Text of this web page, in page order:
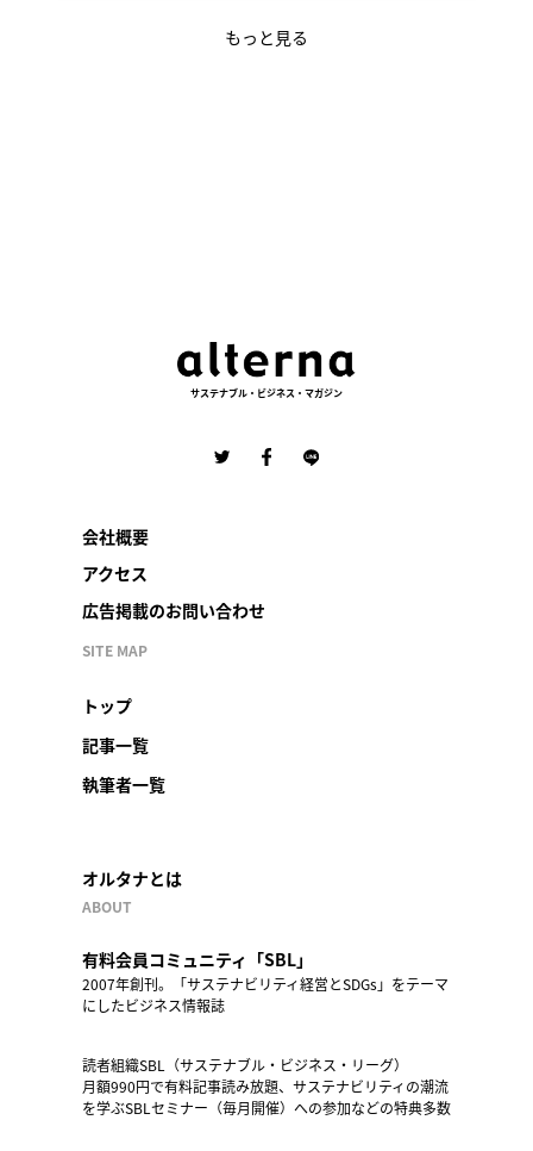
もっと見る
サステナブル・ビジネス・マガジン
会社概要
アクセス
広告掲載のお問い合わせ
SITE MAP
トップ
記事一覧
執筆者一覧
オルタナとは
ABOUT
有料会員コミュニティ「SBL」
2007年創刊。「サステナビリティ経営とSDGs」をテーマ
にしたビジネス情報誌
読者組織SBL（サステナブル・ビジネス・リーグ）
月額990円で有料記事読み放題、サステナビリティの潮流
を学ぶSBLセミナー（毎月開催）への参加などの特典多数